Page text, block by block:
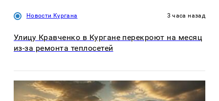
Новости Кургана 3 часа назад
Улицу Кравченко в Кургане перекроют на месяц
из-за ремонта теплосетей